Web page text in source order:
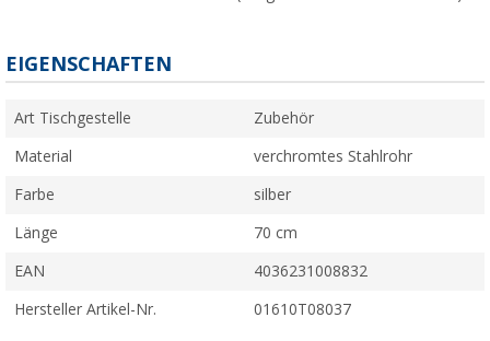
EIGENSCHAFTEN
Art Tischgestelle Zubehör
Material verchromtes Stahlrohr
Farbe silber
Länge 70 cm
EAN 4036231008832
Hersteller Artikel-Nr. 01610T08037